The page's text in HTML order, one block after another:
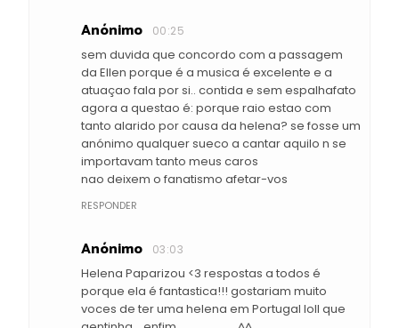
Anónimo 00:25
sem duvida que concordo com a passagem
da Ellen porque é a musica é excelente e a
atuaçao fala por si.. contida e sem espalhafato
agora a questao é: porque raio estao com
tanto alarido por causa da helena? se fosse um
anónimo qualquer sueco a cantar aquilo n se
importavam tanto meus caros
nao deixem o fanatismo afetar-vos
RESPONDER
Anónimo 03:03
Helena Paparizou <3 respostas a todos é
porque ela é fantastica!!! gostariam muito
voces de ter uma helena em Portugal loll que